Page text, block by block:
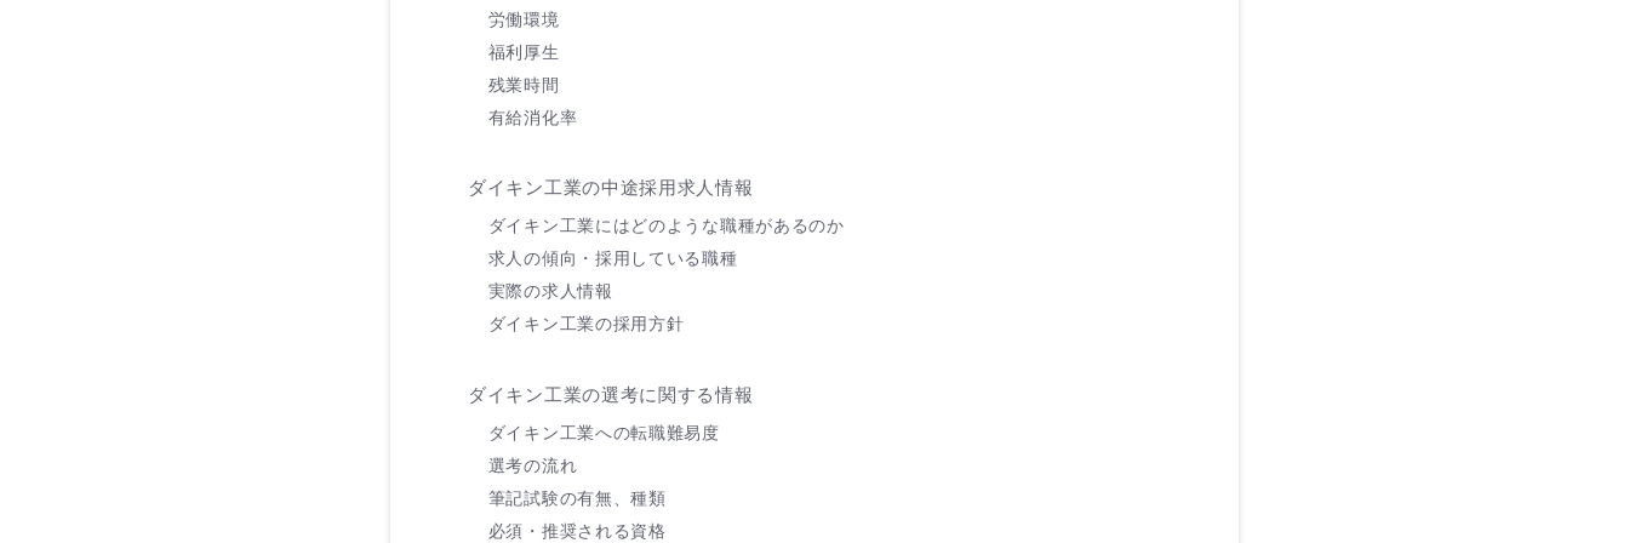
労働環境
福利厚生
残業時間
有給消化率
ダイキン工業の中途採用求人情報
ダイキン工業にはどのような職種があるのか
求人の傾向・採用している職種
実際の求人情報
ダイキン工業の採用方針
ダイキン工業の選考に関する情報
ダイキン工業への転職難易度
選考の流れ
筆記試験の有無、種類
必須・推奨される資格